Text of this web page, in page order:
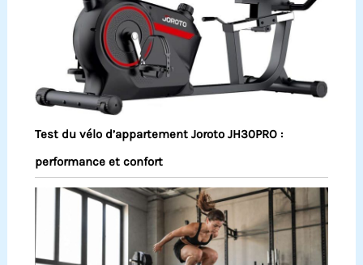
Test du vélo d’appartement Joroto JH30PRO :
performance et confort